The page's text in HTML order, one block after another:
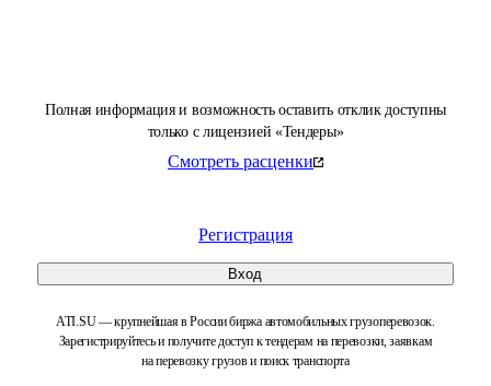
Полная информация и возможность оставить отклик доступны
только с лицензией «Тендеры»
Смотреть расценки
Регистрация
Вход
ATI.SU — крупнейшая в России биржа автомобильных грузоперевозок.
Зарегистрируйтесь и получите доступ к тендерам на перевозки, заявкам
на перевозку грузов и поиск транспорта